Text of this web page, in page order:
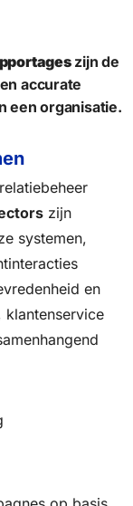
zijn de
accurate
een organisatie.
zijn
systemen,
en
klantenservice